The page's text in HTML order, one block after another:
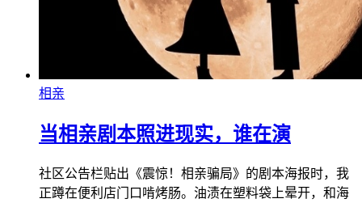
相亲
当相亲剧本照进现实，谁在演
社区公告栏贴出《震惊！相亲骗局》的剧本海报时，我
正蹲在便利店门口啃烤肠。油渍在塑料袋上晕开，和海